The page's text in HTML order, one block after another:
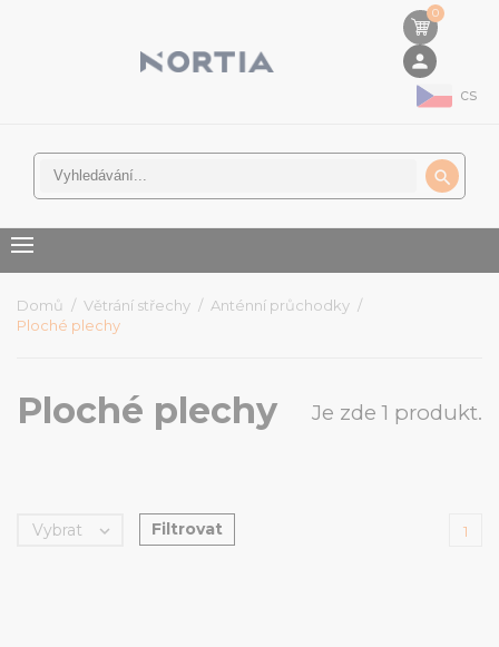
0
person
cs

Domů Větrání střechy
Anténní průchodky
Ploché plechy
Ploché plechy Je zde 1 produkt.
Vybrat  Filtrovat 1